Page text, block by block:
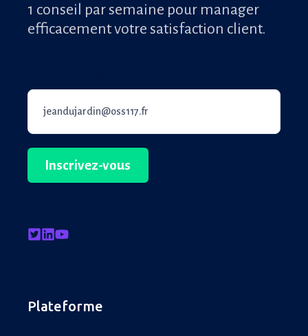
1 conseil par semaine pour manager
efficacement votre satisfaction client.
Plateforme